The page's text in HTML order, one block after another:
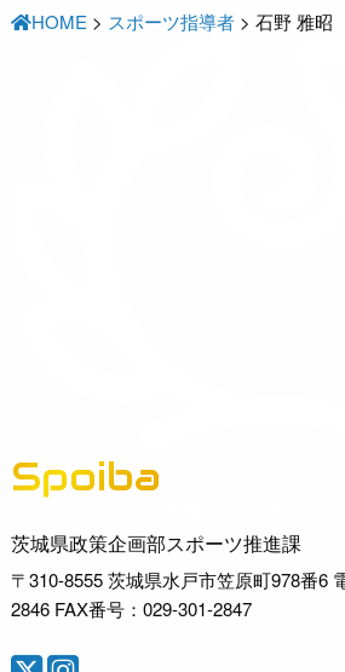
HOME > スポーツ指導者 >石野 雅昭
Spoiba
茨城県政策企画部スポーツ推進課
〒310-8555 茨城県水戸市笠原町978番6
2846 FAX番号：029-301-2847